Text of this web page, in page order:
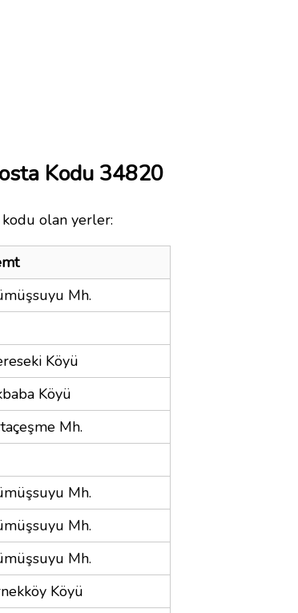
Kodu 34820
kodu olan yerler:
Mh.
Köyü
Köyü
Mh.
Mh.
Mh.
Mh.
Köyü